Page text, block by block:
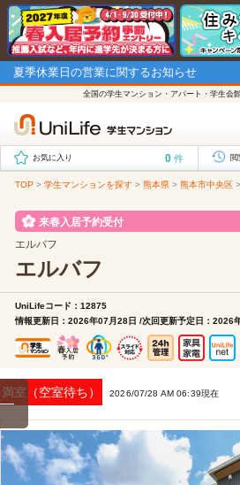
夏季休業日の営業に関するお知らせ
全国の学生マンション・アパート・学生会
お気に入り 0 件 閲
TOP > 学生マンションを探す > 熊本県 > 熊本市中央区 >
来春入居予約受付
エルバフ
エルバフ
UniLifeコード：12875
情報更新日：2026年07月28日 /次回更新予定日：2026
満室（空室待ち） 2026/07/28 AM 06:39現在